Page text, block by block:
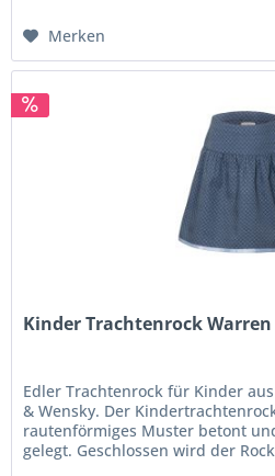
Merken
Kinder Trachtenrock
Edler Trachtenrock für Kinder
& Wensky. Der
rautenförmiges Muster betont
gelegt. Geschlossen wird der